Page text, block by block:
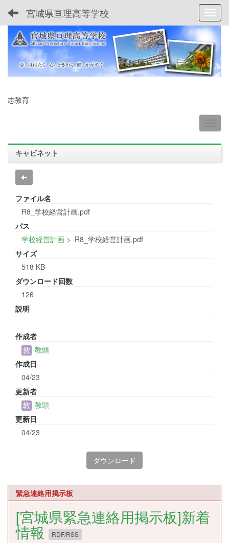
宮城県亘理高等学校
志教育
キャビネット
ファイル名
R8_学校経営計画.pdf
パス
学校経営計画 > R8_学校経営計画.pdf
サイズ
518 KB
ダウンロード回数
126
説明
作成者
教頭
作成日
04/23
更新者
教頭
更新日
04/23
ダウンロード
緊急連絡用掲示板
[宮城県緊急連絡用掲示板]新着
情報 RDF/RSS